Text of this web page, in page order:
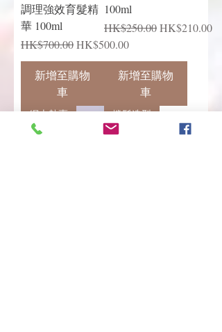
調理強效育髮精
華 100ml
一般價格
HK$700.00促銷價格
HK$500.00
新增至購物
車
100ml
一般價格
HK$250.00促銷價格
HK$210.00
新增至購物
車
網上熱賣 捲髮造型